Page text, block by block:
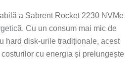
a Sabrent Rocket 2230 NVMe
Cu un consum mai mic de
hard disk-urile tradiționale, acest
cu energia și prelungește